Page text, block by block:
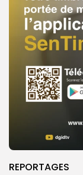
REPORTAGES